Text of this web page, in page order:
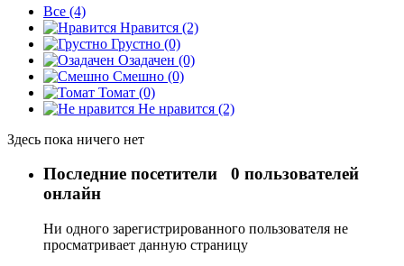
Все (4)
Нравится (2)
Грустно (0)
Озадачен (0)
Смешно (0)
Томат (0)
Не нравится (2)
Здесь пока ничего нет
Последние посетители 0 пользователей
онлайн
Ни одного зарегистрированного пользователя не
просматривает данную страницу